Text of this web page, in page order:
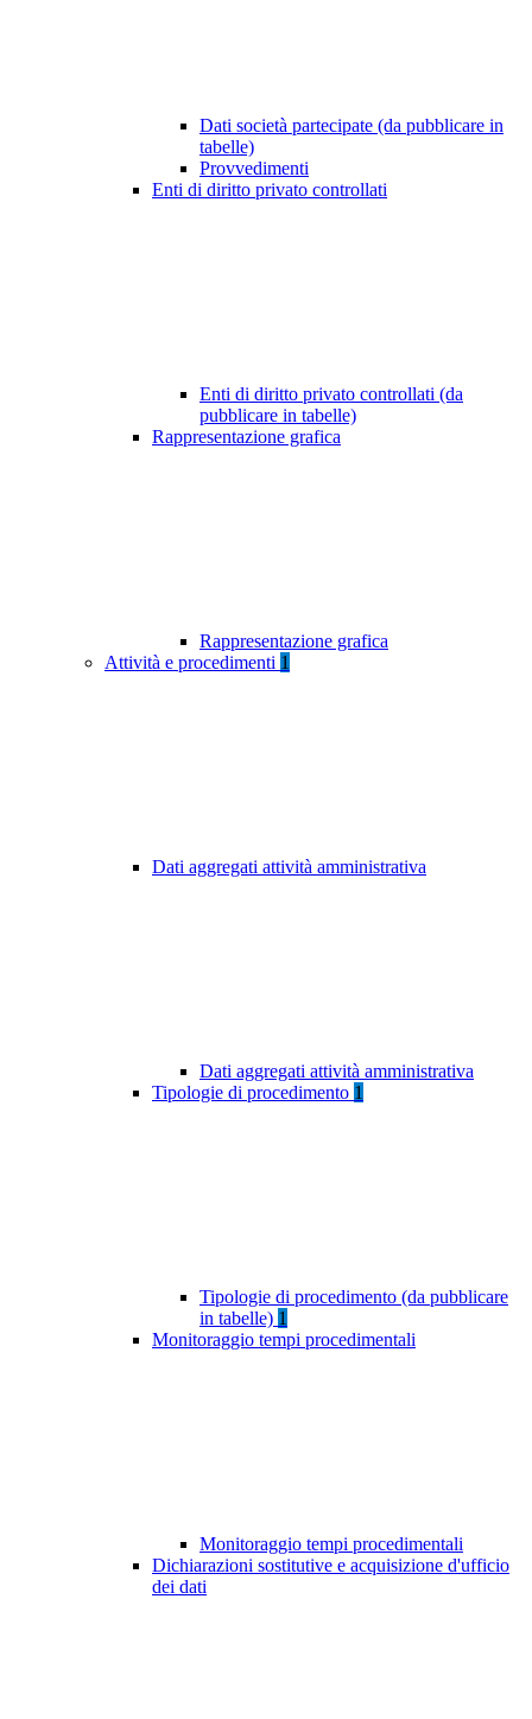
Dati società partecipate (da pubblicare in
tabelle)
Provvedimenti
Enti di diritto privato controllati
Enti di diritto privato controllati (da
pubblicare in tabelle)
Rappresentazione grafica
Rappresentazione grafica
Attività e procedimenti 1
Dati aggregati attività amministrativa
Dati aggregati attività amministrativa
Tipologie di procedimento 1
Tipologie di procedimento (da pubblicare
in tabelle) 1
Monitoraggio tempi procedimentali
Monitoraggio tempi procedimentali
Dichiarazioni sostitutive e acquisizione d'ufficio
dei dati